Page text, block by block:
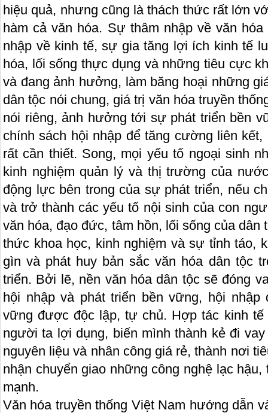
hiệu quả, nhưng cũng là thách thức rất lớn
hàm cả văn hóa. Sự thâm nhập về văn
nhập về kinh tế, sự gia tăng lợi ích kinh tế
hóa, lối sống thực dụng và những tiêu cực
và đang ảnh hưởng, làm băng hoại những
dân tộc nói chung, giá trị văn hóa truyền
nói riêng, ảnh hưởng tới sự phát triển bền
chính sách hội nhập để tăng cường liên
rất cần thiết. Song, mọi yếu tố ngoại sinh
kinh nghiệm quản lý và thị trường của
động lực bên trong của sự phát triển, nếu
và trở thành các yếu tố nội sinh của con
văn hóa, đạo đức, tâm hồn, lối sống của dân
thức khoa học, kinh nghiệm và sự tỉnh táo,
gìn và phát huy bản sắc văn hóa dân tộc
triển. Bởi lẽ, nền văn hóa dân tộc sẽ đóng
hội nhập và phát triển bền vững, hội
vững được độc lập, tự chủ. Hợp tác kinh
người ta lợi dụng, biến mình thành kẻ đi
nguyên liệu và nhân công giá rẻ, thành nơi
nhận chuyển giao những công nghệ lạc
mạnh.
Văn hóa truyền thống Việt Nam hướng dẫn